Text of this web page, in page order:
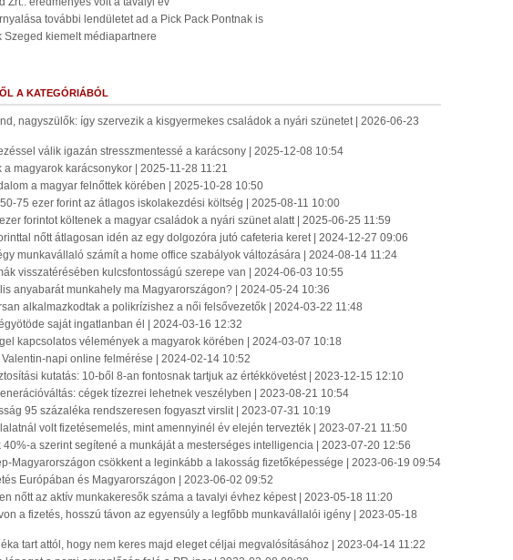
további lendületet ad a Pick Pack Pontnak is
Szeged kiemelt médiapartnere
A KATEGÓRIÁBÓL
nagyszülők: így szervezik a kisgyermekes családok a nyári szünetet | 2026-06-23
válik igazán stresszmentessé a karácsony | 2025-12-08 10:54
a magyarok karácsonykor | 2025-11-28 11:21
a magyar felnőttek körében | 2025-10-28 10:50
75 ezer forint az átlagos iskolakezdési költség | 2025-08-11 10:00
forintot költenek a magyar családok a nyári szünet alatt | 2025-06-25 11:59
nőtt átlagosan idén az egy dolgozóra jutó cafeteria keret | 2024-12-27 09:06
munkavállaló számít a home office szabályok változására | 2024-08-14 11:24
visszatérésében kulcsfontosságú szerepe van | 2024-06-03 10:55
anyabarát munkahely ma Magyarországon? | 2024-05-24 10:36
alkalmazkodtak a polikrízishez a női felsővezetők | 2024-03-22 11:48
saját ingatlanban él | 2024-03-16 12:32
kapcsolatos vélemények a magyarok körében | 2024-03-07 10:18
napi online felmérése | 2024-02-14 10:52
kutatás: 10-ből 8-an fontosnak tartjuk az értékkövetést | 2023-12-15 12:10
cégek tízezrei lehetnek veszélyben | 2023-08-21 10:54
95 százaléka rendszeresen fogyaszt virslit | 2023-07-31 10:19
volt fizetésemelés, mint amennyinél év elején tervezték | 2023-07-21 11:50
40%-a szerint segítené a munkáját a mesterséges intelligencia | 2023-07-20 12:56
Magyarországon csökkent a leginkább a lakosság fizetőképessége | 2023-06-19 09:54
Európában és Magyarországon | 2023-06-02 09:52
nőtt az aktív munkakeresők száma a tavalyi évhez képest | 2023-05-18 11:20
a fizetés, hosszú távon az egyensúly a legfőbb munkavállalói igény | 2023-05-18
tart attól, hogy nem keres majd eleget céljai megvalósításához | 2023-04-14 11:22